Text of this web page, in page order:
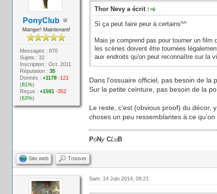
PonyClub
Manger! Maintenant!
Messages : 870
Sujets : 32
Inscription : Oct. 2011
Réputation :35
Donnés :+1178 -121
(81%)
Reçus :+1591 -352
(63%)
Thor Nevy a écrit :
Si ça peut faire peur à certains^^
Mais je comprend pas pour tourner un
les scènes doivent être tournées
aux endroits qu'on peut reconnaître sur la
Dans l'ossuaire officiel, pas besoin de la
Sur la petite ceinture, pas besoin de la
Le reste, c'est (obvious proof) du décor,
choses un peu ressemblantes à ce qu'on
PoNy CL uB
Site web Trouver
Sam. 14 Juin 2014, 09:21